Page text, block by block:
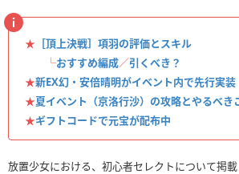
★ ［頂上決戦］項羽の評価とスキル
└おすすめ編成／引くべき？
★新EX幻・安倍晴明がイベント内で先行実装
★夏イベント（京洛行沙）の攻略とやるべき
★ギフトコードで元宝が配布中
放置少女における、初心者セレクトについて掲